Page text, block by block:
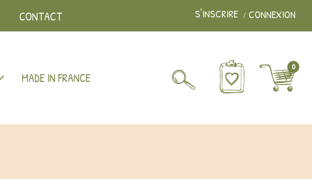
S'INSCRIRE CONNEXION
CONTACT
MADE IN FRANCE
0